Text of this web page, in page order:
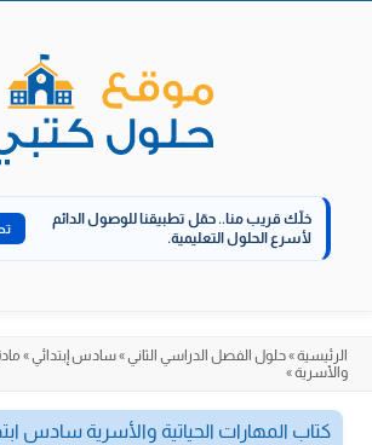
خلّك قريب منا.. حمّل تطبيقنا للوصول الدائم
لأسرع الحلول التعليمية.
الرئيسية»حلول الفصل الدراسي الثاني»سادس إبتدائي»
والأسرية»
كتاب المهارات الحياتية والأسرية سادس